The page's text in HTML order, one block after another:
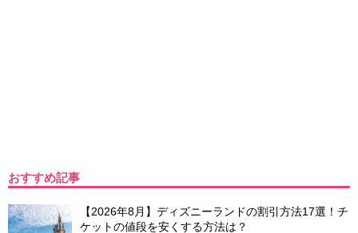
おすすめ記事
【2026年8月】ディズニーランドの割引方法17選！チ
ケットの値段を安くする方法は？